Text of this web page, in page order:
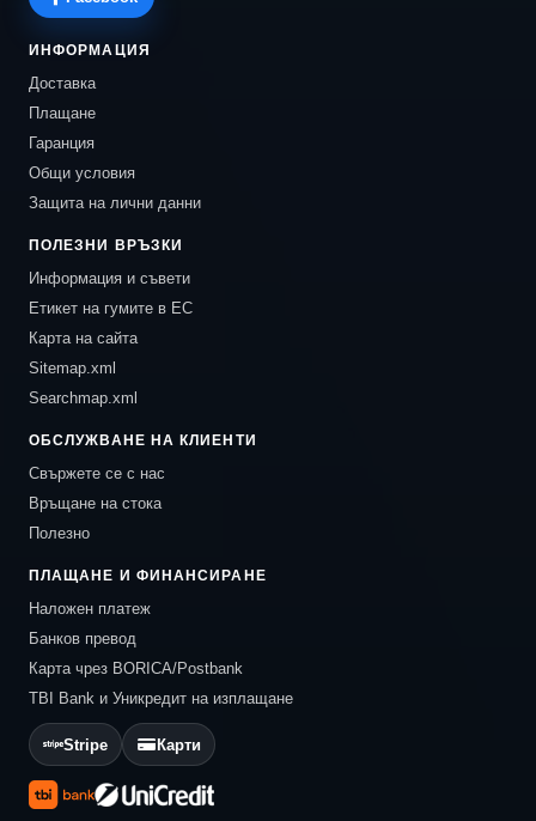
ИНФОРМАЦИЯ
Доставка
Плащане
Гаранция
Общи условия
Защита на лични данни
ПОЛЕЗНИ ВРЪЗКИ
Информация и съвети
Етикет на гумите в ЕС
Карта на сайта
Sitemap.xml
Searchmap.xml
ОБСЛУЖВАНЕ НА КЛИЕНТИ
Свържете се с нас
Връщане на стока
Полезно
ПЛАЩАНЕ И ФИНАНСИРАНЕ
Наложен платеж
Банков превод
Карта чрез BORICA/Postbank
TBI Bank и Уникредит на изплащане
Stripe Карти